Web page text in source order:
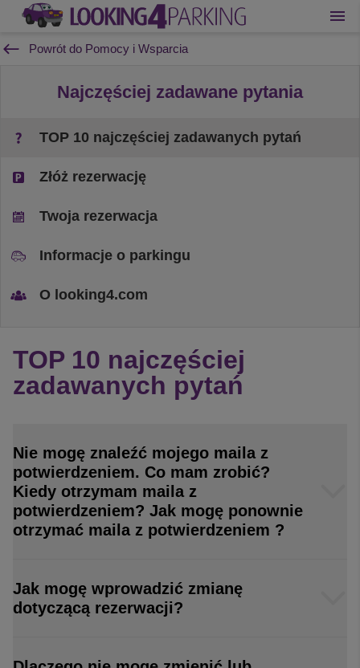
Powrót do Pomocy i Wsparcia
Najczęściej zadawane pytania
TOP 10 najczęściej zadawanych pytań
Złóż rezerwację
Twoja rezerwacja
Informacje o parkingu
O looking4.com
TOP 10 najczęściej
zadawanych pytań
Nie mogę znaleźć mojego maila z
potwierdzeniem. Co mam zrobić?
Kiedy otrzymam maila z
potwierdzeniem? Jak mogę ponownie
otrzymać maila z potwierdzeniem ?
Jak mogę wprowadzić zmianę
dotyczącą rezerwacji?